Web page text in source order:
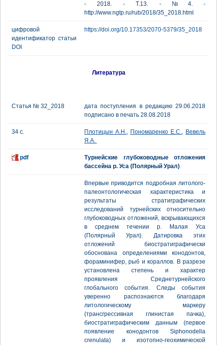
- 2018. - Т.13. - №4. -
http://www.ngtp.ru/rub/2018/35_2018.html
цифровой
идентификатор статьи
DOI
https://doi.org/10.17353/2070-5379/35_2018
Литература
Статья № 32_2018
дата поступления в редакцию 29.06.2018
подписано в печать 28.08.2018
34 с. Плотицын А.Н., Пономаренко Е.С., Вевель
Я.А.
pdf
Турнейские глубоководные отложения
бассейна р. Уса (Полярный Урал)
Впервые приводится подробная литолого-
палеонтологическая характеристика и
результаты стратиграфических
исследований турнейских относительно
глубоководных отложений, вскрывающихся
в среднем течении р. Малая Уса
(Полярный Урал). Датировка этих
отложений биостратиграфически
обоснована определениями конодонтов,
фораминифер, рыб и кораллов. В разрезе
установлена степень и характер
проявления Среднетурнейского
глобального события. Следы события
уверенно распознаются благодаря
литологическому маркеру
(трансгрессивная глинистая пачка),
биостратиграфическим данным (первое
появление конодонтов Siphonodella
crenulata) и изотопно-геохимической